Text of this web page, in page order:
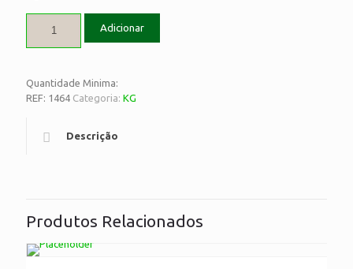
Adicionar
Quantidade Minima:
REF: 1464 Categoria: KG
Descrição
Produtos Relacionados